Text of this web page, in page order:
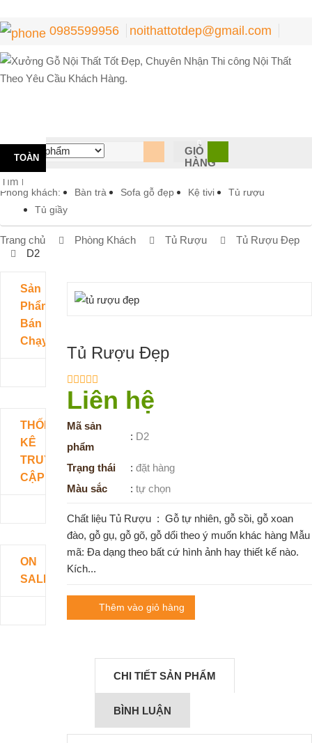
0985599956 noithattotdep@gmail.com
TOÀN
BỘ
DANH
MỤC
GIỎ
HÀNG
0
Phòng khách: Bàn trà Sofa gỗ đẹp Kệ tivi
Tủ rượu
Tủ giầy
Trang chủ Phòng Khách Tủ Rượu
Tủ Rượu Đẹp
D2
Sản
Phẩm
Bán
Chạy
THỐNG
KÊ
TRUY
CẬP
ON
SALE
Tủ Rượu Đẹp
Liên hệ
Mã sản
phẩm
: D2
Trạng thái : đặt hàng
Màu sắc
: tự chọn
Chất liệu Tủ Rượu : Gỗ tự nhiên, gỗ sồi, gỗ xoan
đào, gỗ gụ, gỗ gõ, gỗ dổi theo ý muốn khác hàng Mẫu
mã: Đa dạng theo bất cứ hình ảnh hay thiết kế nào.
Kích...
Thêm vào giỏ hàng
CHI TIẾT SẢN PHẨM
BÌNH LUẬN